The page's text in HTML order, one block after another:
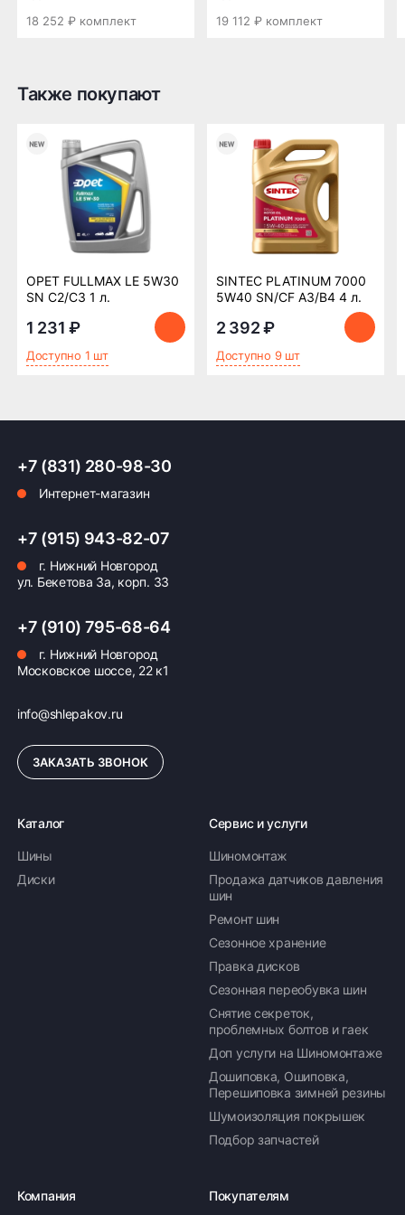
Возможна картой, наличными при получении,
также доступно оформление кредита и
формирование счёта для Юр.Лица
ПОДРОБНЕЕ ОБ ОПЛАТЕ
18 252 ₽ комплект 19 112 ₽ комплект
Также покупают
OPET FULLMAX LE 5W30
SN C2/C3 1 л.
1 231 ₽
Доступно 1 шт
SINTEC PLATINUM 7000
5W40 SN/CF A3/B4 4 л.
2 392 ₽
Доступно 9 шт
+7 (831) 280-98-30
Интернет-магазин
+7 (915) 943-82-07
г. Нижний Новгород
ул. Бекетова 3а, корп. 33
+7 (910) 795-68-64
г. Нижний Новгород
Московское шоссе, 22 к1
info@shlepakov.ru
ЗАКАЗАТЬ ЗВОНОК
Каталог
Шины
Диски
Сервис и услуги
Шиномонтаж
Продажа датчиков давления
шин
Ремонт шин
Сезонное хранение
Правка дисков
Сезонная переобувка шин
Снятие секреток,
проблемных болтов и гаек
Доп услуги на Шиномонтаже
Дошиповка, Ошиповка,
Перешиповка зимней резины
Шумоизоляция покрышек
Подбор запчастей
Компания Покупателям